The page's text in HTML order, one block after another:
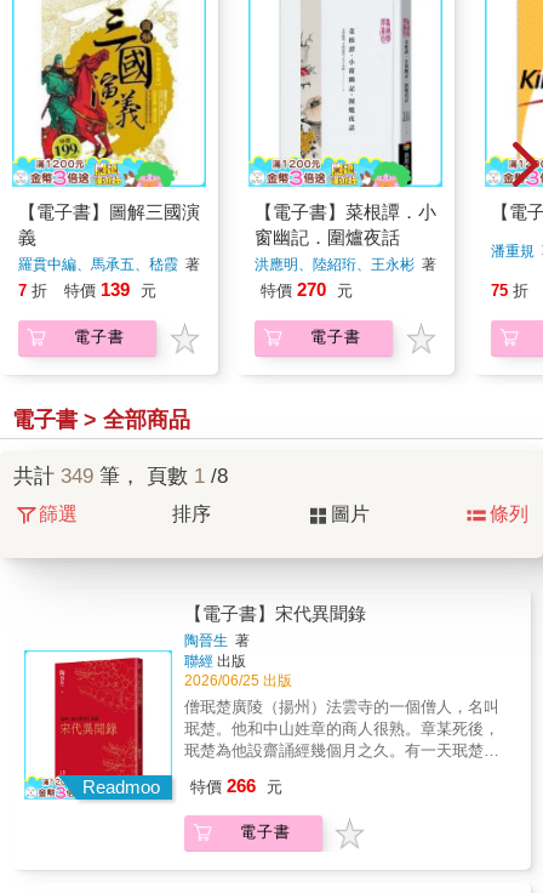
【電子書】圖解三國演
義
羅貫中編、馬承五、嵇霞 著
7 折 特價 139 元
電子書
【電子書】菜根譚．小
窗幽記．圍爐夜話
洪應明、陸紹珩、王永彬 著
特價 270 元
電子書
【電
潘重規
75 折
電子書 > 全部商品
共計 349 筆， 頁數 1 /8
篩選 排序 圖片 條列
Readmoo
【電子書】宋代異聞錄
陶晉生 著
聯經 出版
2026/06/25 出版
僧珉楚廣陵（揚州）法雲寺的一個僧人，名叫
珉楚。他和中山姓章的商人很熟。章某死後，
珉楚為他設齋誦經幾個月之久。有一天珉楚在
一個小店吃胡餅。珉楚問章某：「你不是死了
嗎？怎麼會在這裡？」章某說：「我曾經犯過
小罪，在世間沒有處罰，所以死後，在揚州作
特價 266 元
電子書